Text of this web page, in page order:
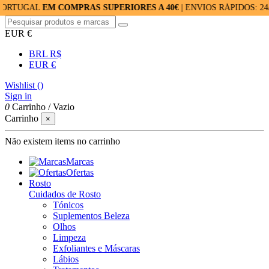
EM COMPRAS SUPERIORES A 40€| ENVIOS RÁPIDOS: 24/48H |
EUR €
BRL R$
EUR €
Wishlist ()
Sign in
0 Carrinho /Vazio
Carrinho
×
Não existem items no carrinho
Marcas
Ofertas
Rosto
Cuidados de Rosto
Tónicos
Suplementos Beleza
Olhos
Limpeza
Exfoliantes e Máscaras
Lábios